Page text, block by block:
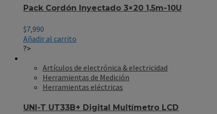
Pack Cordón Inyectado 3×20 1,5m-10U
$7,990
Añadir al carrito
?>
Artículos de electrónica & electricidad
Herramientas de Medición
Herramientas eléctricas
UNI-T UT33B+ Digital Multímetro LCD